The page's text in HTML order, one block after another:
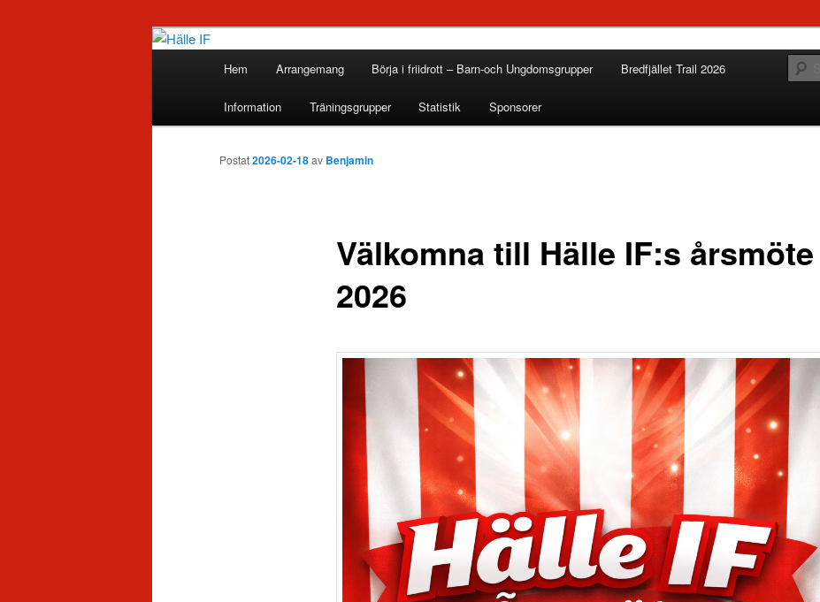
Hälle IF
Hoppa
till
huvudinnehåll
Hem Arrangemang Börja i friidrott – Barn-och Ungdomsgrupper Bredfjället Trail 2026
Information Träningsgrupper Statistik Sponsorer
Välkomna till Hälle IF:s årsmöte
2026
Postat2026-02-18av Benjamin